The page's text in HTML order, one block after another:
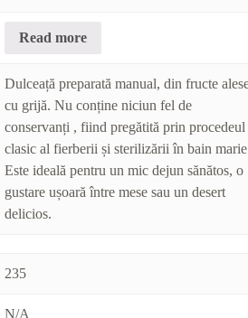
Read more
Dulceață preparată manual, din fructe
cu grijă. Nu conține niciun fel de
conservanți , fiind pregătită prin procedeul
clasic al fierberii și sterilizării în bain
Este ideală pentru un mic dejun sănătos, o
gustare ușoară între mese sau un desert
delicios.
235
N/A